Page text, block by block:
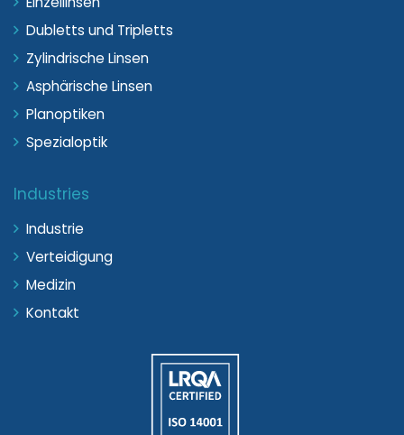
Dubletts und Tripletts
Zylindrische Linsen
Asphärische Linsen
Planoptiken
Spezialoptik
Industries
Industrie
Verteidigung
Medizin
Kontakt